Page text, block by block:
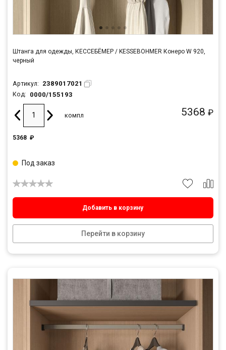
Штанга для одежды, КЕССЕБЁМЕР / KESSEBOHMER Конеро W 920,
черный
Артикул: 2389017021
Код: 0000/155193
5368 ₽
компл
5368 ₽
Добавить в корзину
Перейти в корзину
Под заказ